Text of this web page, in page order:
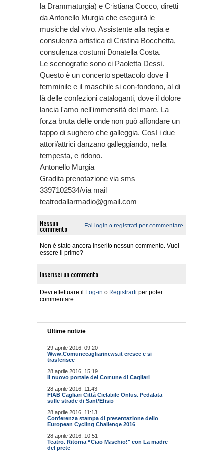
la Drammaturgia) e Cristiana Cocco, diretti
da Antonello Murgia che eseguirà le
musiche dal vivo. Assistente alla regia e
consulenza artistica di Cristina Bocchetta,
consulenza costumi Donatella Costa.
Le scenografie sono di Paoletta Dessì.
Questo è un concerto spettacolo dove il
femminile e il maschile si con-fondono, al di
là delle confezioni cataloganti, dove il dolore
lancia l'amo nell'immensità del mare. La
forza bruta delle onde non può affondare un
tappo di sughero che galleggia. Così i due
attori/attrici danzano galleggiando, nella
tempesta, e ridono.
Antonello Murgia
Gradita prenotazione via sms
3397102534/via mail
teatrodallarmadio@gmail.com
Nessun
commento Fai login o registrati per commentare
Non è stato ancora inserito nessun commento. Vuoi
essere il primo?
Inserisci un commento
Devi effettuare il Log-in o Registrarti per poter
commentare
Ultime notizie
29 aprile 2016, 09:20
Www.Comunecagliarinews.it cresce e si
trasferisce
28 aprile 2016, 15:19
Il nuovo portale del Comune di Cagliari
28 aprile 2016, 11:43
FIAB Cagliari Città Ciclabile Onlus. Pedalata
sulle strade di Sant’Efisio
28 aprile 2016, 11:13
Conferenza stampa di presentazione dello
European Cycling Challenge 2016
28 aprile 2016, 10:51
Teatro. Ritorna “Ciao Maschio!" con La madre
del prete